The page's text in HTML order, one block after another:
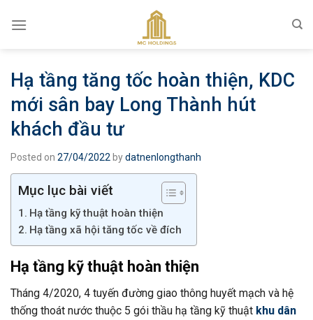
Hạ tầng tăng tốc hoàn thiện, KDC
mới sân bay Long Thành hút
khách đầu tư
Posted on 27/04/2022 bydatnenlongthanh
Mục lục bài viết
Hạ tầng kỹ thuật hoàn thiện
Hạ tầng xã hội tăng tốc về đích
Hạ tầng kỹ thuật hoàn thiện
Tháng 4/2020, 4 tuyến đường giao thông huyết mạch và hệ
thống thoát nước thuộc 5 gói thầu hạ tầng kỹ thuật khu dân